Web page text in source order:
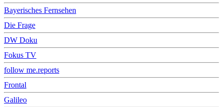
Bayerisches Fernsehen
Die Frage
DW Doku
Fokus TV
follow me.reports
Frontal
Galileo